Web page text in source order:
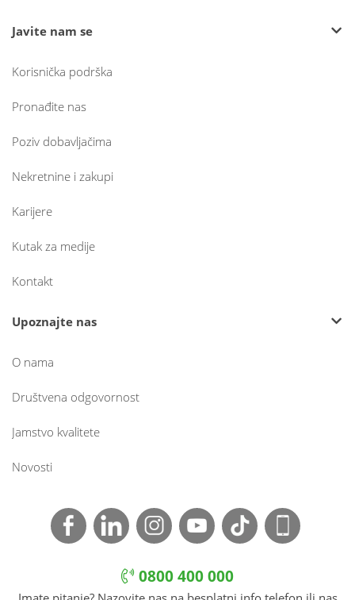
Javite nam se
Korisnička podrška
Pronađite nas
Poziv dobavljačima
Nekretnine i zakupi
Karijere
Kutak za medije
Kontakt
Upoznajte nas
O nama
Društvena odgovornost
Jamstvo kvalitete
Novosti
0800 400 000